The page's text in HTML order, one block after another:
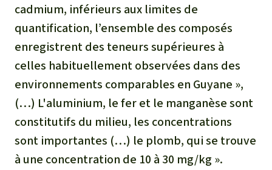
cadmium, inférieurs aux limites de
quantification, l’ensemble des composés
enregistrent des teneurs supérieures à
celles habituellement observées dans des
environnements comparables en Guyane »,
(…) L'aluminium, le fer et le manganèse sont
constitutifs du milieu, les concentrations
sont importantes (…) le plomb, qui se trouve
à une concentration de 10 à 30 mg/kg ».